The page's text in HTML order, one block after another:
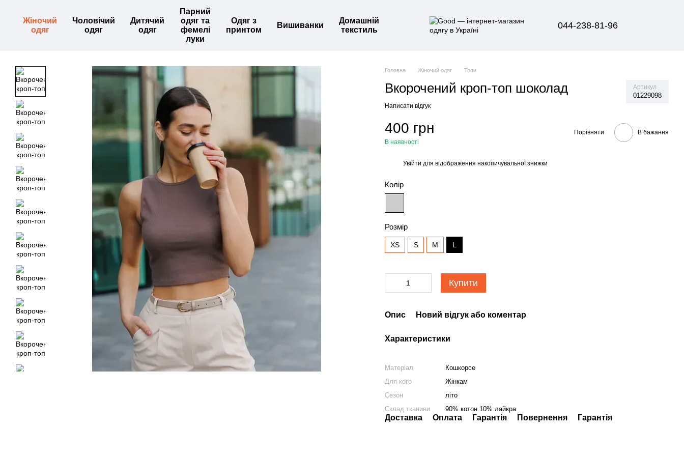
Жіночий
одяг
Чоловічий
одяг
Дитячий
одяг
Парний
одяг та
фемелі
луки
Одяг з
принтом
Вишиванки
Домашній
текстиль
044-238-81-96
Головна Жіночий одяг Топи
Вкорочений кроп-топ шоколад Артикул
01229098
Написати відгук
400 грн
В наявності
Порівняти В бажання
Увійти для відображення накопичувальної знижки
Колір
Розмір
XS S M L
Купити
Опис Новий відгук або коментар
Характеристики
Матеріал
Кошкорсе
Для кого
Жінкам
Сезон
літо
Склад тканини
90% котон 10% лайкра
Доставка Оплата Гарантія Повернення Гарантія